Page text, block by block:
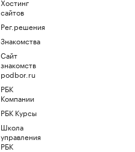
сайтов
Рег.решения
Знакомства
Сайт
знакомств
podbor.ru
РБК
Компании
РБК Курсы
Школа
управления
РБК